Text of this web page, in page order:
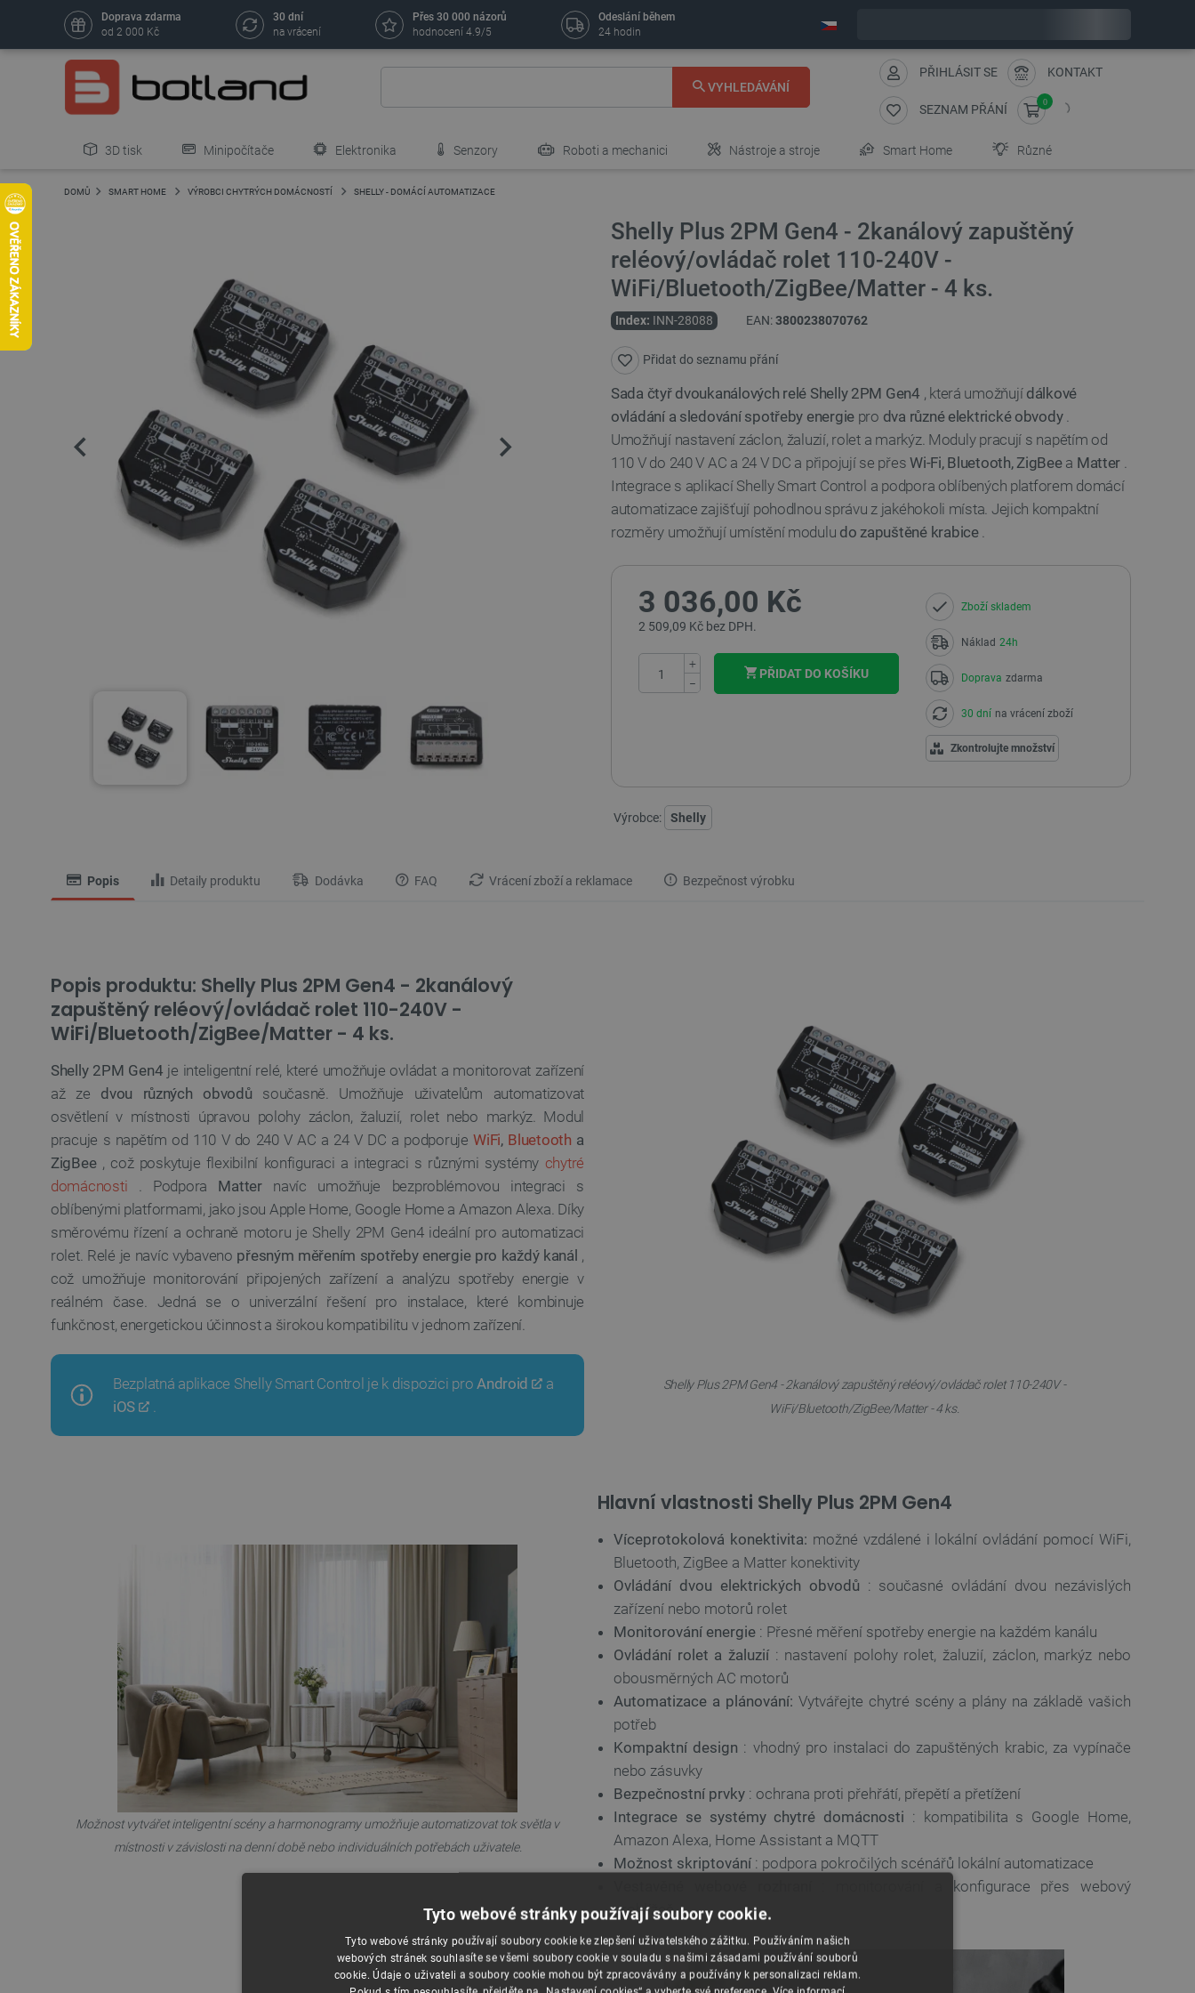
Doprava zdarma
od 2 000 Kč
30 dní
na vrácení
Přes 30 000 názorů
hodnocení 4.9/5
Odeslání během
24 hodin
VYHLEDÁVÁNÍ
PŘIHLÁSIT SE KONTAKT
SEZNAM PŘÁNÍ
0
3D tisk Minipočítače Elektronika Senzory Roboti a mechanici Nástroje a stroje Smart Home Různé
DOMŮ SMART HOME VÝROBCI CHYTRÝCH DOMÁCNOSTÍ SHELLY - DOMÁCÍ AUTOMATIZACE
Shelly Plus 2PM Gen4 - 2kanálový zapuštěný
reléový/ovládač rolet 110-240V -
WiFi/Bluetooth/ZigBee/Matter - 4 ks.
Index: INN-28088 EAN:3800238070762
Přidat do seznamu přání
Sada čtyř dvoukanálových relé Shelly 2PM Gen4 , která umožňují dálkové
ovládání a sledování spotřeby energie pro dva různé elektrické obvody.
Umožňují nastavení záclon, žaluzií, rolet a markýz. Moduly pracují s napětím od
110 V do 240 V AC a 24 V DC a připojují se přesWi-Fi, Bluetooth, ZigBeea Matter .
Integrace s aplikací Shelly Smart Control a podpora oblíbených platforem domácí
automatizace zajišťují pohodlnou správu z jakéhokoli místa. Jejich kompaktní
rozměry umožňují umístění modulu do zapuštěné krabice.
3 036,00 Kč
2 509,09 Kč bez DPH.
+
−
PŘIDAT DO KOŠÍKU
Zboží skladem
Náklad 24h
Doprava zdarma
30 dní na vrácení zboží
Zkontrolujte množství
Výrobce: Shelly
Popis Detaily produktu Dodávka FAQ Vrácení zboží a reklamace Bezpečnost výrobku
Popis produktu: Shelly Plus 2PM Gen4 - 2kanálový
zapuštěný reléový/ovládač rolet 110-240V -
WiFi/Bluetooth/ZigBee/Matter - 4 ks.
Shelly 2PM Gen4 je inteligentní relé, které umožňuje ovládat a monitorovat zařízení
až ze dvou různých obvodů současně. Umožňuje uživatelům automatizovat
osvětlení v místnosti úpravou polohy záclon, žaluzií, rolet nebo markýz. Modul
pracuje s napětím od 110 V do 240 V AC a 24 V DC a podporujeWiFi, Bluetooth a
ZigBee, což poskytuje flexibilní konfiguraci a integraci s různými systémy chytré
domácnosti . Podpora Matternavíc umožňuje bezproblémovou integraci s
oblíbenými platformami, jako jsou Apple Home, Google Home a Amazon Alexa. Díky
směrovému řízení a ochraně motoru je Shelly 2PM Gen4 ideální pro automatizaci
rolet. Relé je navíc vybaveno přesným měřením spotřeby energie pro každý kanál ,
což umožňuje monitorování připojených zařízení a analýzu spotřeby energie v
reálném čase. Jedná se o univerzální řešení pro instalace, které kombinuje
funkčnost, energetickou účinnost a širokou kompatibilitu v jednom zařízení.
Bezplatná aplikace Shelly Smart Control je k dispozici proAndroid
a
iOS
.
Shelly Plus 2PM Gen4 - 2kanálový zapuštěný reléový/ovládač rolet 110-240V -
WiFi/Bluetooth/ZigBee/Matter - 4 ks.
Možnost vytvářet inteligentní scény a harmonogramy umožňuje automatizovat tok světla v
místnosti v závislosti na denní době nebo individuálních potřebách uživatele.
Hlavní vlastnosti Shelly Plus 2PM Gen4
Víceprotokolová konektivita: možné vzdálené i lokální ovládání pomocí WiFi,
Bluetooth, ZigBee a Matter konektivity
Ovládání dvou elektrických obvodů : současné ovládání dvou nezávislých
zařízení nebo motorů rolet
Monitorování energie : Přesné měření spotřeby energie na každém kanálu
Ovládání rolet a žaluzií: nastavení polohy rolet, žaluzií, záclon, markýz nebo
obousměrných AC motorů
Automatizace a plánování: Vytvářejte chytré scény a plány na základě vašich
potřeb
Kompaktní design : vhodný pro instalaci do zapuštěných krabic, za vypínače
nebo zásuvky
Bezpečnostní prvky : ochrana proti přehřátí, přepětí a přetížení
Integrace se systémy chytré domácnosti : kompatibilita s Google Home,
Amazon Alexa, Home Assistant a MQTT
Možnost skriptování : podpora pokročilých scénářů lokální automatizace
: monitorování a konfigurace přes webový
prohlížeč
Tyto webové stránky používají soubory cookie.
Tyto webové stránky používají soubory cookie ke zlepšení uživatelského zážitku. Používáním našich
webových stránek souhlasíte se všemi soubory cookie v souladu s našimi zásadami používání souborů
cookie. Údaje o uživateli a soubory cookie mohou být zpracovávány a používány k personalizaci reklam.